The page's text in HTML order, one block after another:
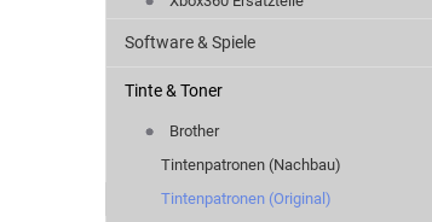
Software & Spiele
Tinte & Toner
Brother
Tintenpatronen (Nachbau)
Tintenpatronen (Original)